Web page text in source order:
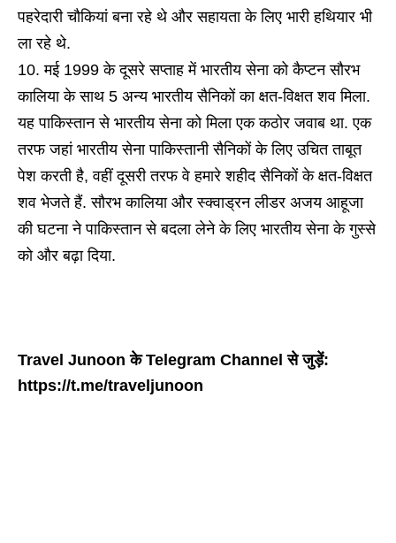
पहरेदारी चौकियां बना रहे थे और सहायता के लिए भारी हथियार भी
ला रहे थे.
मई 1999 के दूसरे सप्ताह में भारतीय सेना को कैप्टन सौरभ
कालिया के साथ 5 अन्य भारतीय सैनिकों का क्षत-विक्षत शव मिला.
यह पाकिस्तान से भारतीय सेना को मिला एक कठोर जवाब था. एक
तरफ जहां भारतीय सेना पाकिस्तानी सैनिकों के लिए उचित ताबूत
पेश करती है, वहीं दूसरी तरफ वे हमारे शहीद सैनिकों के क्षत-विक्षत
शव भेजते हैं. सौरभ कालिया और स्क्वाड्रन लीडर अजय आहूजा
की घटना ने पाकिस्तान से बदला लेने के लिए भारतीय सेना के गुस्से
को और बढ़ा दिया.
Travel Junoon के Telegram Channel से जुड़ें:
https://t.me/traveljunoon